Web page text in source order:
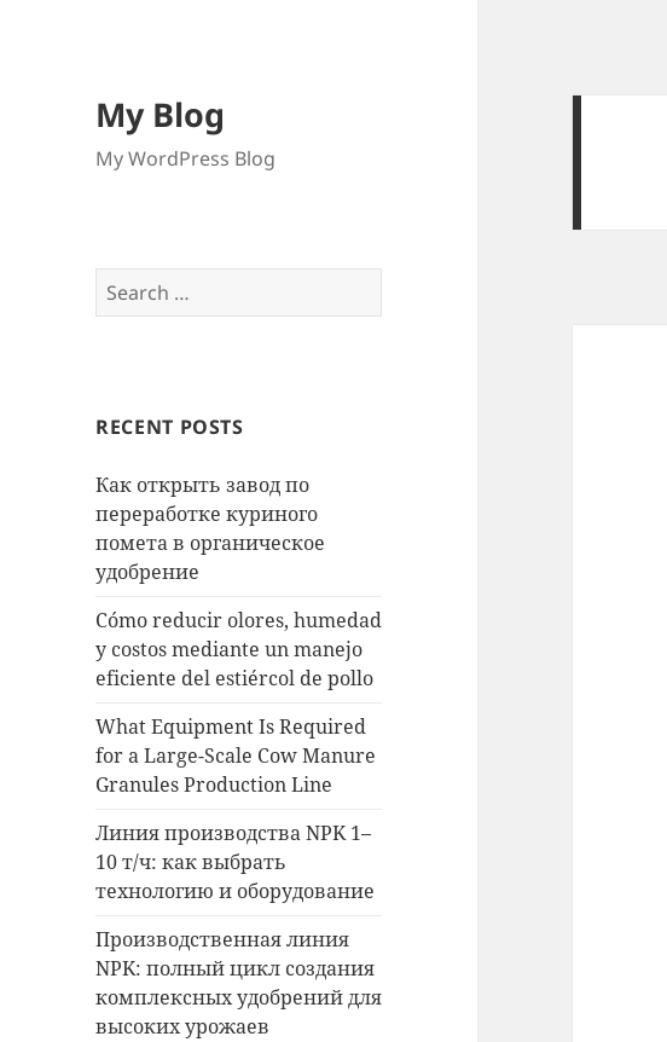
My Blog
My WordPress Blog
Search
for:
RECENT POSTS
Как открыть завод по
переработке куриного
помета в органическое
удобрение
Cómo reducir olores, humedad
y costos mediante un manejo
eficiente del estiércol de pollo
What Equipment Is Required
for a Large-Scale Cow Manure
Granules Production Line
Линия производства NPK 1–
10 т/ч: как выбрать
технологию и оборудование
Производственная линия
NPK: полный цикл создания
комплексных удобрений для
высоких урожаев